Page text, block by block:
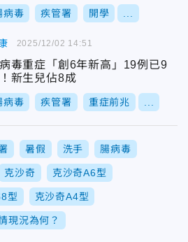
病毒 疾管署 開學
毒重症「創6年新高」19例已9
新生兒佔8成
病毒 疾管署 重症前兆
2025/12/02 14:51
暑假 洗手 腸病毒
克沙奇 克沙奇A6型
型 克沙奇A4型
現況為何？